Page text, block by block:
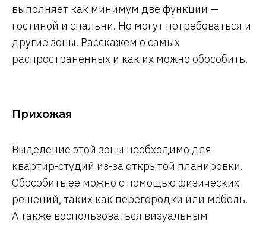
выполняет как минимум две функции —
гостиной и спальни. Но могут потребоваться и
другие зоны. Расскажем о самых
распространенных и как их можно обособить.
Прихожая
Выделение этой зоны необходимо для
квартир-студий из-за открытой планировки.
Обособить ее можно с помощью физических
решений, таких как перегородки или мебель.
А также воспользоваться визуальным